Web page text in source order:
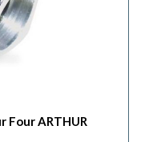
Four ARTHUR